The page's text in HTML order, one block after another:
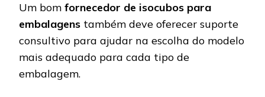
Um bom fornecedor de isocubos para
embalagens também deve oferecer suporte
consultivo para ajudar na escolha do modelo
mais adequado para cada tipo de
embalagem.